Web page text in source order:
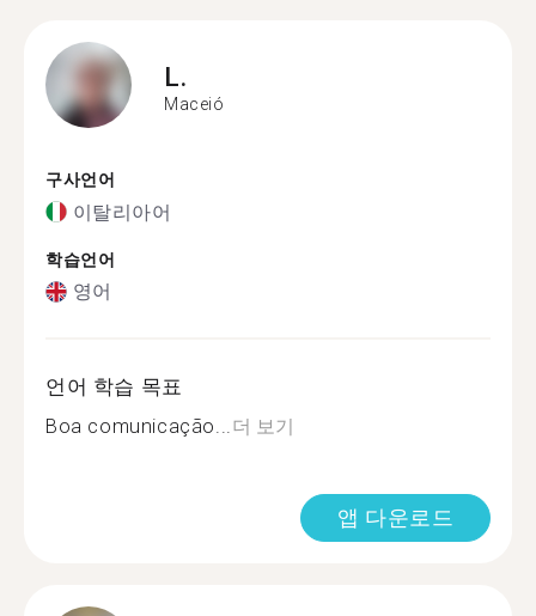
L.
Maceió
구사언어
이탈리아어
학습언어
영어
언어 학습 목표
Boa comunicação...더 보기
앱 다운로드